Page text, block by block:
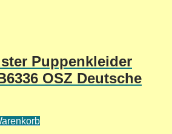
Puppenkleider
OSZ Deutsche